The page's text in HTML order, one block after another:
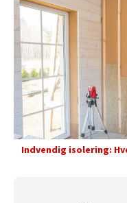
Indvendig isolering: